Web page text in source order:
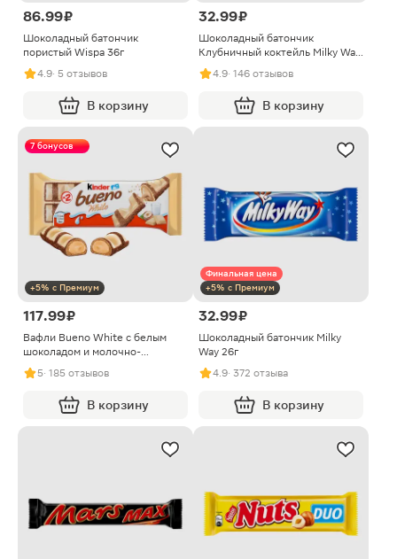
86.99 ₽
Шоколадный батончик
пористый Wispa 36г
4.9· 5 отзывов
В корзину
32.99 ₽
Шоколадный батончик
Клубничный коктейль Milky Way
26г
4.9· 146 отзывов
В корзину
7 бонусов
+5% с Премиум
117.99 ₽
Вафли Bueno White с белым
шоколадом и молочно-
ореховой начинкой Kinder 39г
5· 185 отзывов
В корзину
Финальная цена
+5% с Премиум
32.99 ₽
Шоколадный батончик Milky
Way 26г
4.9· 372 отзыва
В корзину